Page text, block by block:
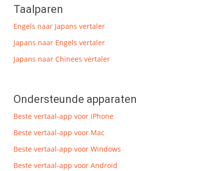
Taalparen
Engels naar Japans vertaler
Japans naar Engels vertaler
Japans naar Chinees vertaler
Ondersteunde apparaten
Beste vertaal-app voor iPhone
Beste vertaal-app voor Mac
Beste vertaal-app voor Windows
Beste vertaal-app voor Android